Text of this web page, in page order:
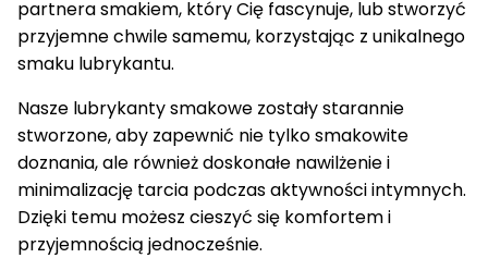
partnera smakiem, który Cię fascynuje, lub stworzyć
przyjemne chwile samemu, korzystając z unikalnego
smaku lubrykantu.
Nasze lubrykanty smakowe zostały starannie
stworzone, aby zapewnić nie tylko smakowite
doznania, ale również doskonałe nawilżenie i
minimalizację tarcia podczas aktywności intymnych.
Dzięki temu możesz cieszyć się komfortem i
przyjemnością jednocześnie.